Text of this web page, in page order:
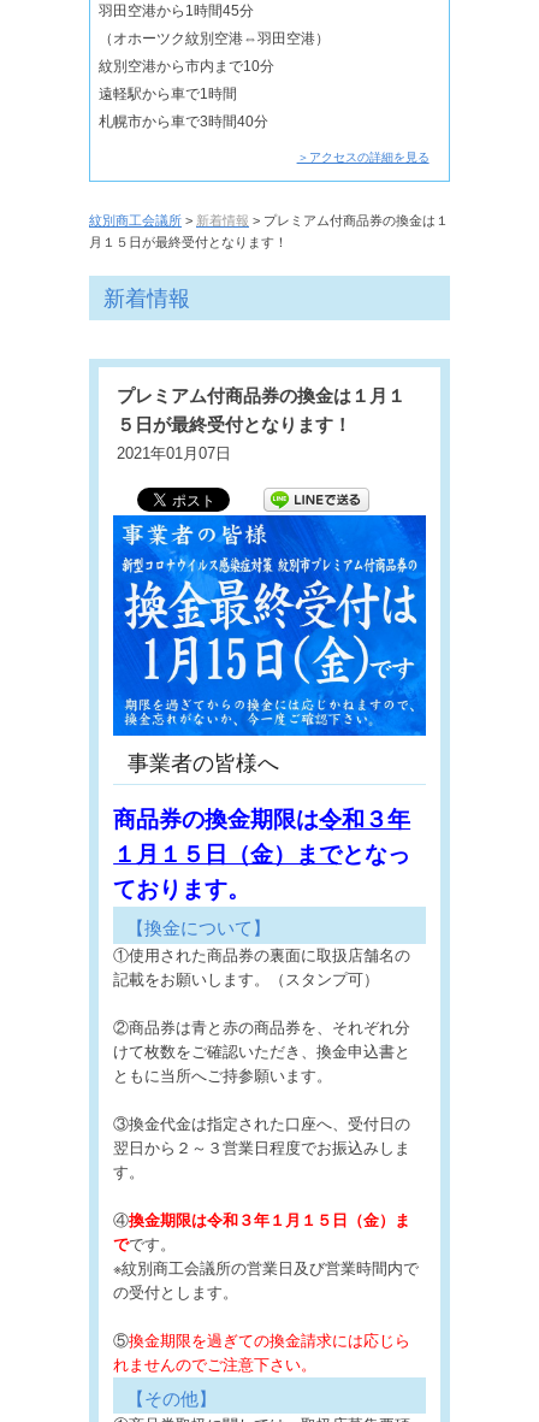
羽田空港から1時間45分
（オホーツク紋別空港⇔羽田空港）
紋別空港から市内まで10分
遠軽駅から車で1時間
札幌市から車で3時間40分
＞アクセスの詳細を見る
紋別商工会議所 > 新着情報 > プレミアム付商品券の換金は１
月１５日が最終受付となります！
新着情報
プレミアム付商品券の換金は１月１
５日が最終受付となります！
2021年01月07日
事業者の皆様へ
商品券の換金期限は令和３年
１月１５日（金）までとなっ
ております。
【換金について】
①使用された商品券の裏面に取扱店舗名の
記載をお願いします。（スタンプ可）
②商品券は青と赤の商品券を、それぞれ分
けて枚数をご確認いただき、換金申込書と
ともに当所へご持参願います。
③換金代金は指定された口座へ、受付日の
翌日から２～３営業日程度でお振込みしま
す。
④換金期限は令和３年１月１５日（金）ま
でです。
※紋別商工会議所の営業日及び営業時間内で
の受付とします。
⑤換金期限を過ぎての換金請求には応じら
れませんのでご注意下さい。
【その他】